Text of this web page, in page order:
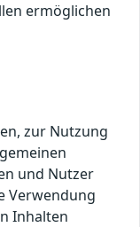
ermöglichen
zur Nutzung
und Nutzer
Verwendung
Inhalten